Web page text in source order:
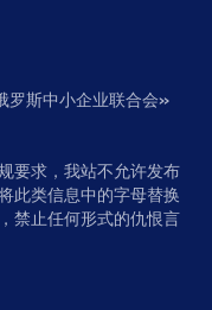
罗斯中小企业联合会»
要求，我站不允许发布
此类信息中的字母替换
禁止任何形式的仇恨言